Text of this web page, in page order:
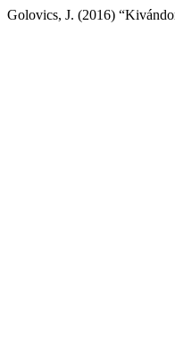
Golovics, J. (2016)